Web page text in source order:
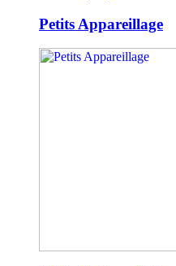
Petits Appareillage